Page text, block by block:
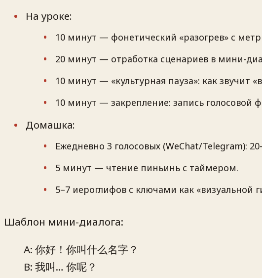
На уроке:
10 минут — фонетический «разогрев» с
20 минут — отработка сценариев в мини-
10 минут — «культурная пауза»: как звучит
10 минут — закрепление: запись голосовой
Домашка:
Ежедневно 3 голосовых (WeChat/Telegram):
5 минут — чтение пиньинь с таймером.
5–7 иероглифов с ключами как «визуальной
Шаблон мини-диалога:
A: 你好！你叫什么名字？
B: 我叫… 你呢？